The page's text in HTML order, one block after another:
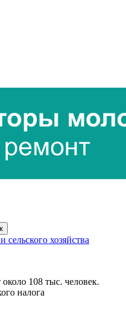
хозяйства
108 тыс. человек.
налога